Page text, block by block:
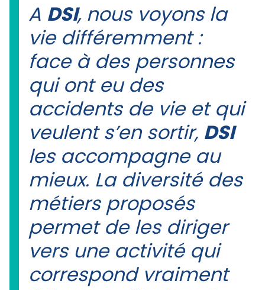
A DSI, nous voyons la
vie différemment :
face à des personnes
qui ont eu des
accidents de vie et qui
veulent s’en sortir, DSI
les accompagne au
mieux. La diversité des
métiers proposés
permet de les diriger
vers une activité qui
correspond vraiment